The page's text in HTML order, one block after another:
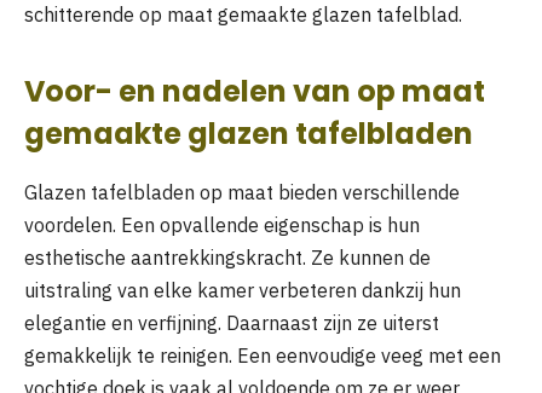
schitterende op maat gemaakte glazen tafelblad.
Voor- en nadelen van op maat
gemaakte glazen tafelbladen
Glazen tafelbladen op maat bieden verschillende
voordelen. Een opvallende eigenschap is hun
esthetische aantrekkingskracht. Ze kunnen de
uitstraling van elke kamer verbeteren dankzij hun
elegantie en verfijning. Daarnaast zijn ze uiterst
gemakkelijk te reinigen. Een eenvoudige veeg met een
vochtige doek is vaak al voldoende om ze er weer